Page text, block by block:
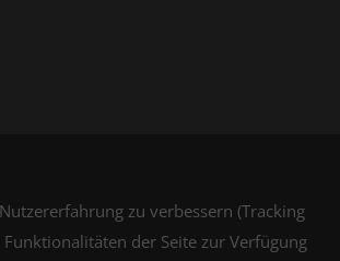
zu verbessern (Tracking
der Seite zur Verfügung